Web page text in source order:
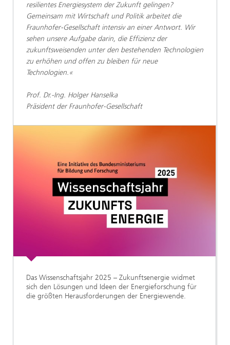
resilientes Energiesystem der Zukunft gelingen?
Gemeinsam mit Wirtschaft und Politik arbeitet die
Fraunhofer-Gesellschaft intensiv an einer Antwort. Wir
sehen unsere Aufgabe darin, die Effizienz der
zukunftsweisenden unter den bestehenden Technologien
zu erhöhen und offen zu bleiben für neue
Technologien.«
Prof. Dr.-Ing. Holger Hanselka
Präsident der Fraunhofer-Gesellschaft
Das Wissenschaftsjahr 2025 – Zukunftsenergie widmet
sich den Lösungen und Ideen der Energieforschung für
die größten Herausforderungen der Energiewende.